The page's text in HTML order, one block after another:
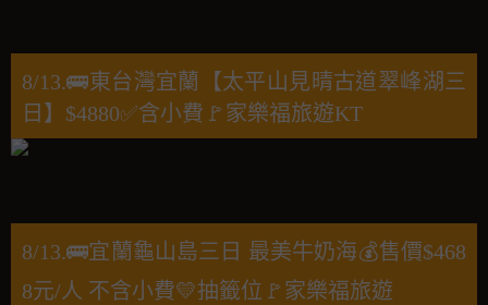
8/13.🚌東台灣宜蘭【太平山見晴古道翠峰湖三
日】$4880✅含小費🚩家樂福旅遊KT
8/13.🚌宜蘭龜山島三日 最美牛奶海💰售價$468
8元/人 不含小費💛抽籤位🚩家樂福旅遊